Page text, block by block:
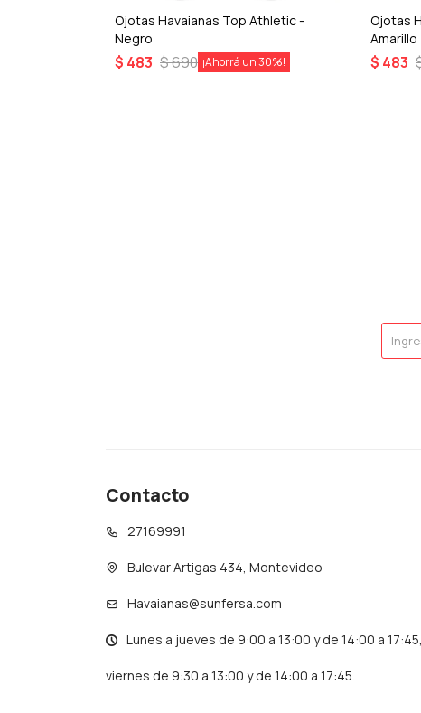
Ojotas Havaianas Top Athletic -
Negro
$ 483 $690 30
Ojotas
Amarillo
$ 483
Contacto
27169991
Bulevar Artigas 434, Montevideo
Havaianas@sunfersa.com
Lunes a jueves de 9:00 a 13:00 y de 14:00 a 17:45,
viernes de 9:30 a 13:00 y de 14:00 a 17:45.